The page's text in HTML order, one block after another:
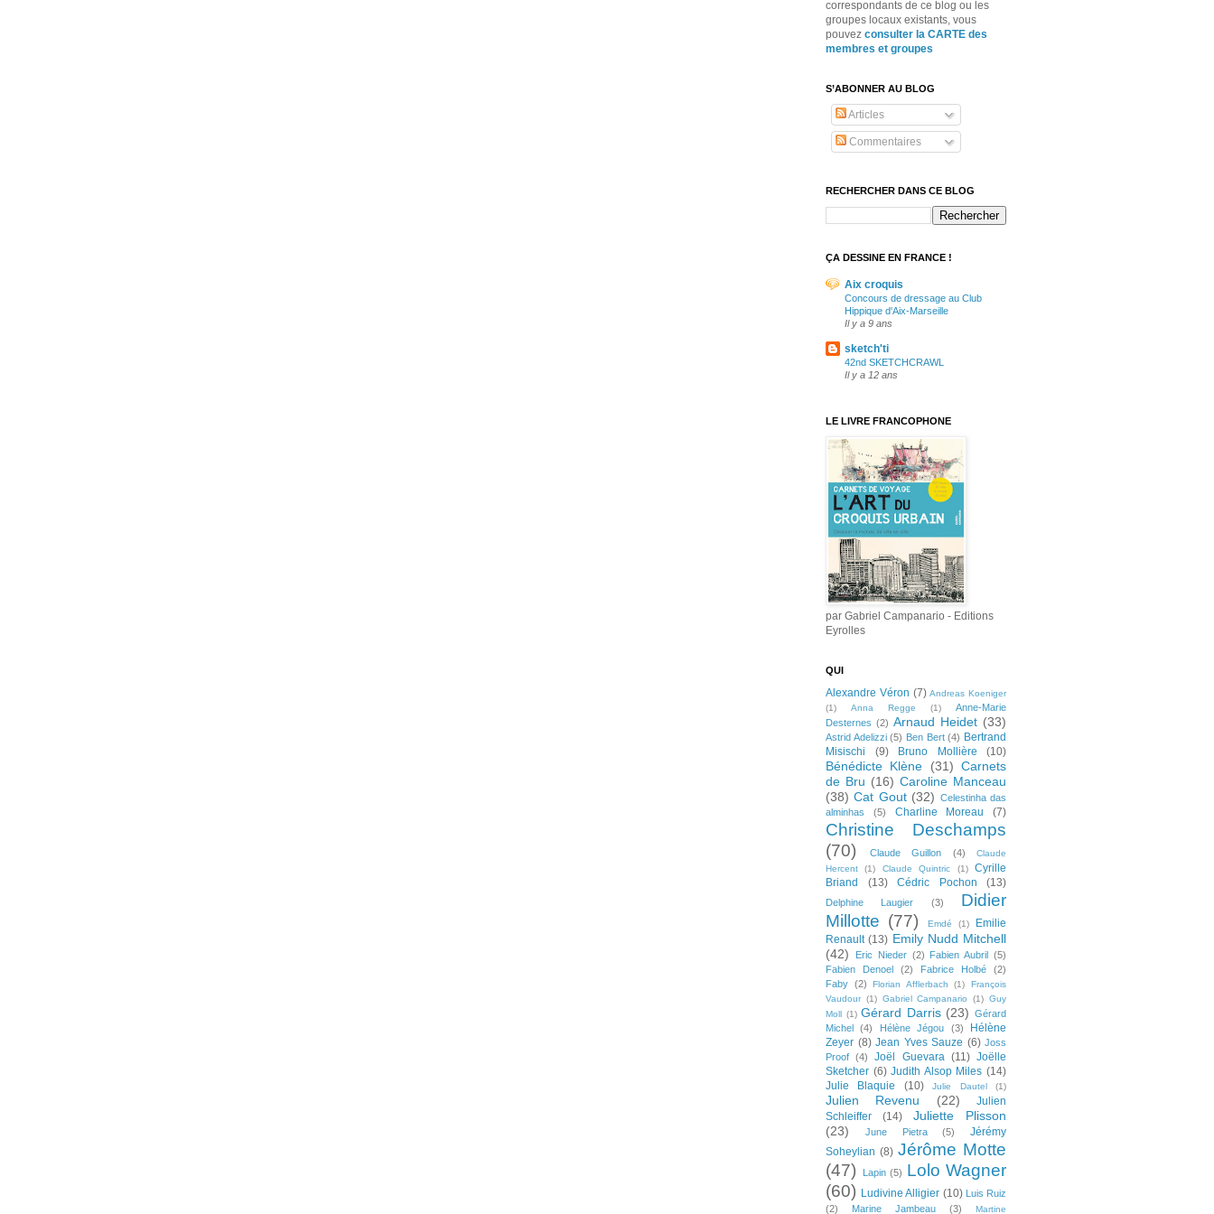
correspondants de ce blog ou les
groupes locaux existants, vous
pouvez consulter la CARTE des
membres et groupes
S’ABONNER AU BLOG
Articles
Commentaires
RECHERCHER DANS CE BLOG
ÇA DESSINE EN FRANCE !
Aix croquis
Concours de dressage au Club
Hippique d'Aix-Marseille
Il y a 9 ans
sketch'ti
42nd SKETCHCRAWL
Il y a 12 ans
LE LIVRE FRANCOPHONE
par Gabriel Campanario - Editions
Eyrolles
QUI
Alexandre Véron (7) Andreas Koeniger
(1)
Anna Regge (1)
Anne-Marie
Desternes (2) Arnaud Heidet (33)
Astrid Adelizzi (5) Ben Bert (4) Bertrand
Misischi
(9) Bruno Mollière (10)
Bénédicte Klène (31) Carnets
de Bru (16) Caroline Manceau
(38) Cat Gout (32) Celestinha das
alminhas
(5) Charline Moreau (7)
Christine Deschamps
(70)
Claude Guillon (4)
Claude
Hercent
(1) Claude Quintric (1)
Cyrille
Briand
(13) Cédric Pochon (13)
Delphine Laugier (3)
Didier
Millotte (77) Emdé (1)
Emilie
Renault (13) Emily Nudd Mitchell
(42)
Eric Nieder (2) Fabien Aubril (5)
Fabien Denoel
(2) Fabrice Holbé
(2)
Faby (2) Florian Afflerbach (1)
François
Vaudour (1) Gabriel Campanario (1) Guy
Moll (1) Gérard Darris (23) Gérard
Michel
(4) Hélène Jégou (3)
Hélène
Zeyer (8) Jean Yves Sauze (6) Joss
Proof
(4) Joël Guevara (11) Joëlle
Sketcher (6) Judith Alsop Miles (14)
Julie Blaquie
(10) Julie Dautel (1)
Julien Revenu (22)
Julien
Schleiffer
(14)
Juliette Plisson
(23)
June Pietra (5)
Jérémy
Soheylian (8) Jérôme Motte
(47)
Lapin (5) Lolo Wagner
(60) Ludivine Alligier (10) Luis Ruiz
(2)
Marine Jambeau (3) Martine